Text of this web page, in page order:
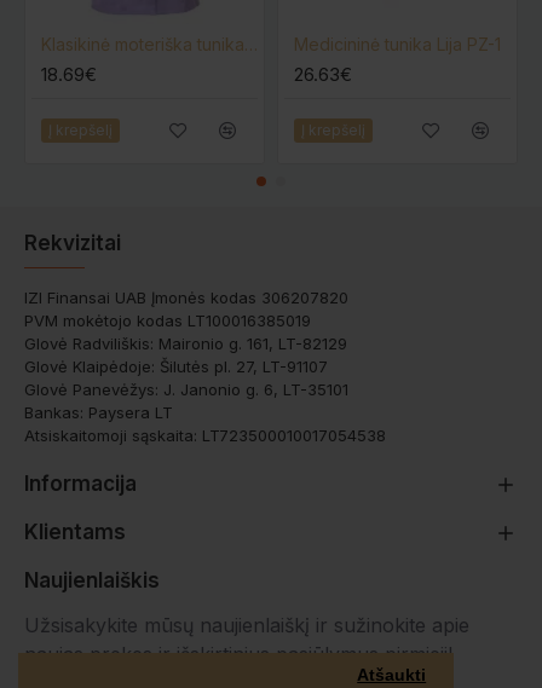
Atšaukti
Klasikinė moteriška tunika PORTWEST LW20
18.69€
Į krepšelį
Medicininė tunika Lija PZ-1
26.63€
Į krepšelį
Rekvizitai
IZI Finansai UAB Įmonės kodas 306207820
PVM mokėtojo kodas LT100016385019
Glovė Radviliškis: Maironio g. 161, LT-82129
Glovė Klaipėdoje: Šilutės pl. 27, LT-91107
Glovė Panevėžys: J. Janonio g. 6, LT-35101
Bankas: Paysera LT
Atsiskaitomoji sąskaita: LT723500010017054538
Informacija
Klientams
Naujienlaiškis
Užsisakykite mūsų naujienlaiškį ir sužinokite apie
naujas prekes ir išskirtinius pasiūlymus pirmieji!